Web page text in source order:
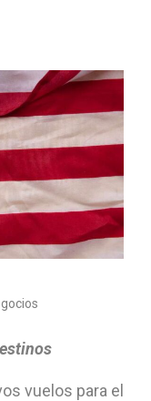
vuelos para el